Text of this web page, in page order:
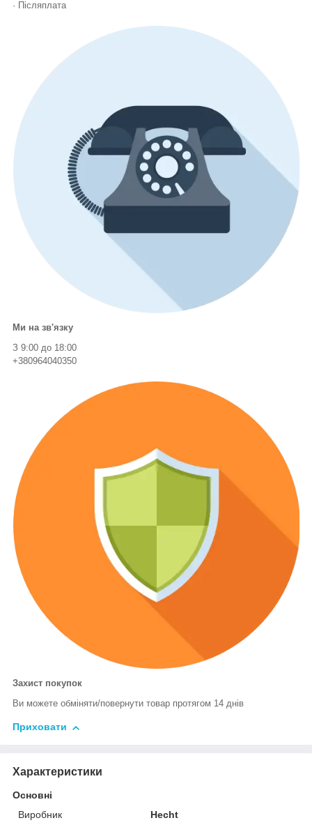
· Післяплата
Ми на зв'язку
З 9:00 до 18:00
+380964040350
Захист покупок
Ви можете обміняти/повернути товар протягом 14 днів
Приховати
Характеристики
Основні
Виробник
Hecht